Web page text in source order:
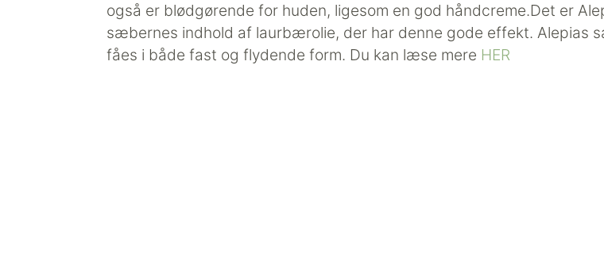
også er blødgørende for huden, ligesom en god håndcreme.Det er
sæbernes indhold af laurbærolie, der har denne gode effekt. Alepias
fåes i både fast og flydende form. Du kan læse mere HER